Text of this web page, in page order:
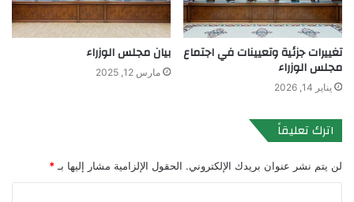
تغييرات جزئية وتعيينات في اجتماع
مجلس الوزراء
يناير 14, 2026
بيان مجلس الوزراء
مارس 12, 2025
اترك تعليقاً
لن يتم نشر عنوان بريدك الإلكتروني. الحقول الإلزامية مشار إليها بـ *